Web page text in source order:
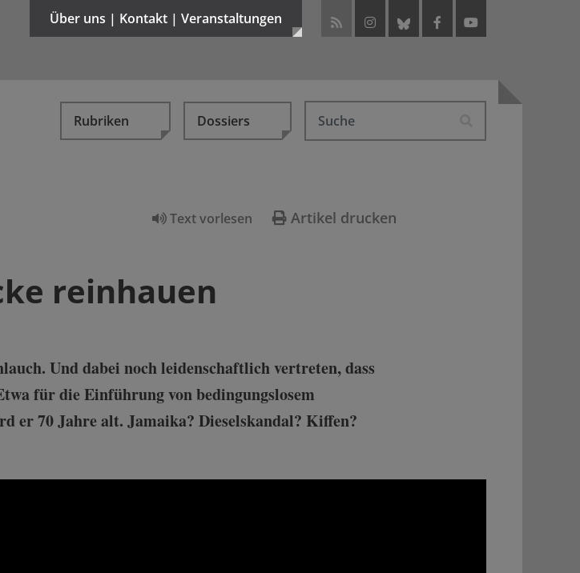
Über uns | Kontakt | Veranstaltungen
Rubriken Dossiers
Text vorlesen Artikel drucken
reinhauen
Und dabei noch leidenschaftlich vertreten, dass
für die Einführung von bedingungslosem
er 70 Jahre alt. Jamaika? Dieselskandal? Kiffen?